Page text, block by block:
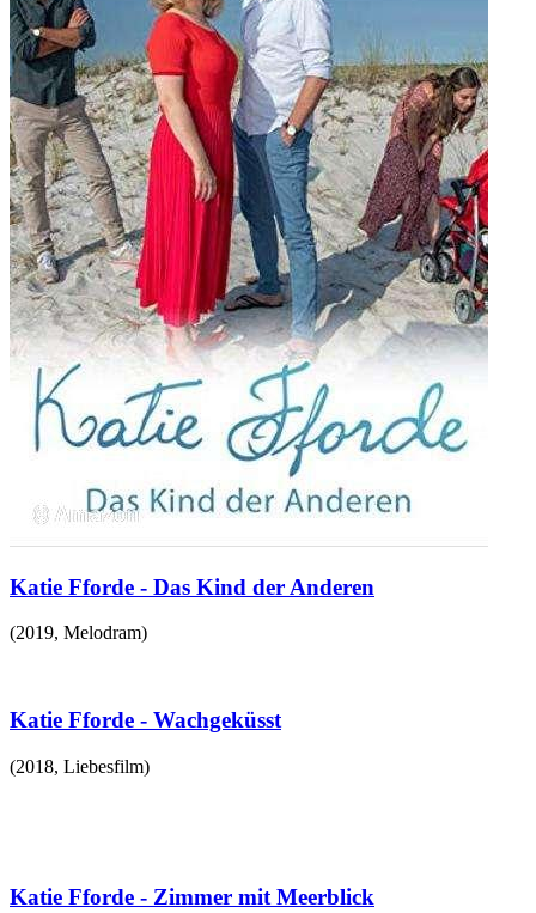
Katie Fforde - Das Kind der Anderen
(2019, Melodram)
Katie Fforde - Wachgeküsst
(2018, Liebesfilm)
Katie Fforde - Zimmer mit Meerblick